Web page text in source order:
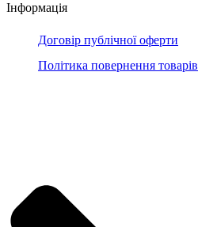
Інформація
Договір публічної оферти
Політика повернення товарів